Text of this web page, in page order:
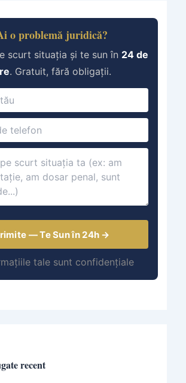
o problemă juridică?
scurt situația și te sun în 24 de
. Gratuit, fără obligații.
— Te Sun în 24h →
tale sunt confidențiale
recent